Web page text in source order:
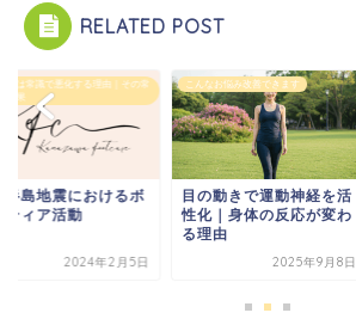
RELATED POST
趾は常識で悪化する理由｜その常
効果
半島地震におけるボ
ティア活動
2024年2月5日
こんなお悩み改善できます
目の動きで運動神経を活
性化｜身体の反応が変わ
る理由
2025年9月8日